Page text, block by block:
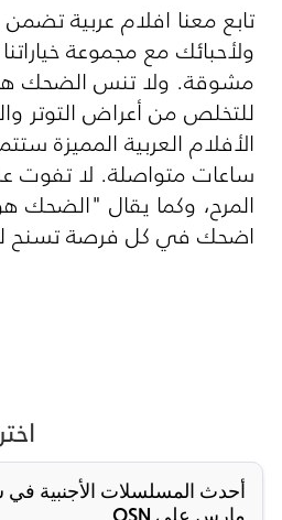
تابع معنا افلام عربية
ولأحبائك مع مجموعة
مشوقة. ولا تنس الضحك
للتخلص من أعراض التوتر
الأفلام العربية المميزة
ساعات متواصلة. لا تفوت
المرح، وكما يقال "الضحك
اضحك في كل فرصة تسنح
أحدث المسلسلات الأجنبية في